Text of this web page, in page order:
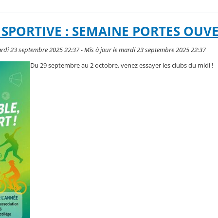
: SEMAINE PORTES
23 septembre 2025 22:37 - Mis à jour le mardi 23 septembre 2025 22:37
Du 29 septembre au 2 octobre, venez essayer les clubs du midi !